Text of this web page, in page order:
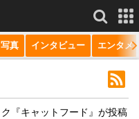
もっと見る
真 インタビュー エンタメ
ク『キャットフード』が投稿